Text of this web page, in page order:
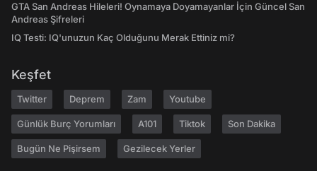
GTA San Andreas Hileleri! Oynamaya Doyamayanlar İçin Güncel San
Andreas Şifreleri
IQ Testi: IQ'unuzun Kaç Olduğunu Merak Ettiniz mi?
Keşfet
Twitter Deprem Zam Youtube
Günlük Burç Yorumları A101 Tiktok Son Dakika
Bugün Ne Pişirsem Gezilecek Yerler